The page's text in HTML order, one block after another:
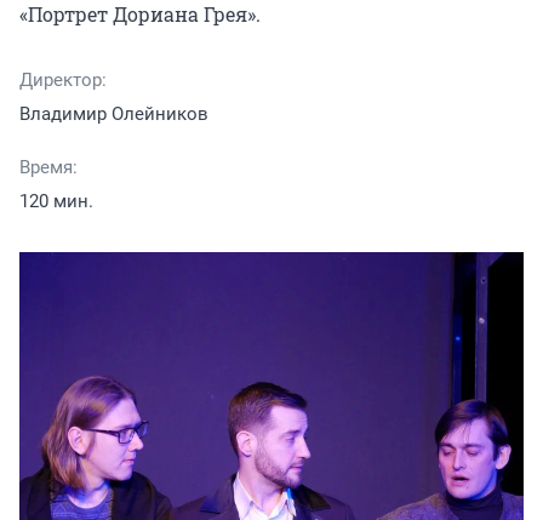
«Портрет Дориана Грея».
Директор:
Владимир Олейников
Время:
120 мин.